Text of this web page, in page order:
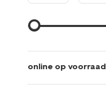
online op voorraad